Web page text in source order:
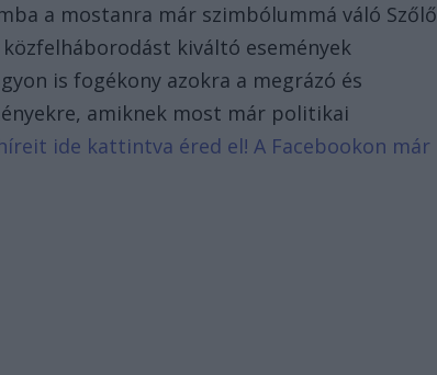
a mostanra már szimbólummá váló Szőlő
kiváltó események
is fogékony azokra a megrázó és
amiknek most már politikai
ide kattintva éred el! A Facebookon már